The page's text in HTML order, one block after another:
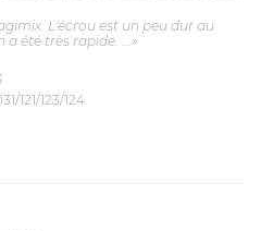
L'écrou est un peu dur au
été très rapide. ...»
121/123/124